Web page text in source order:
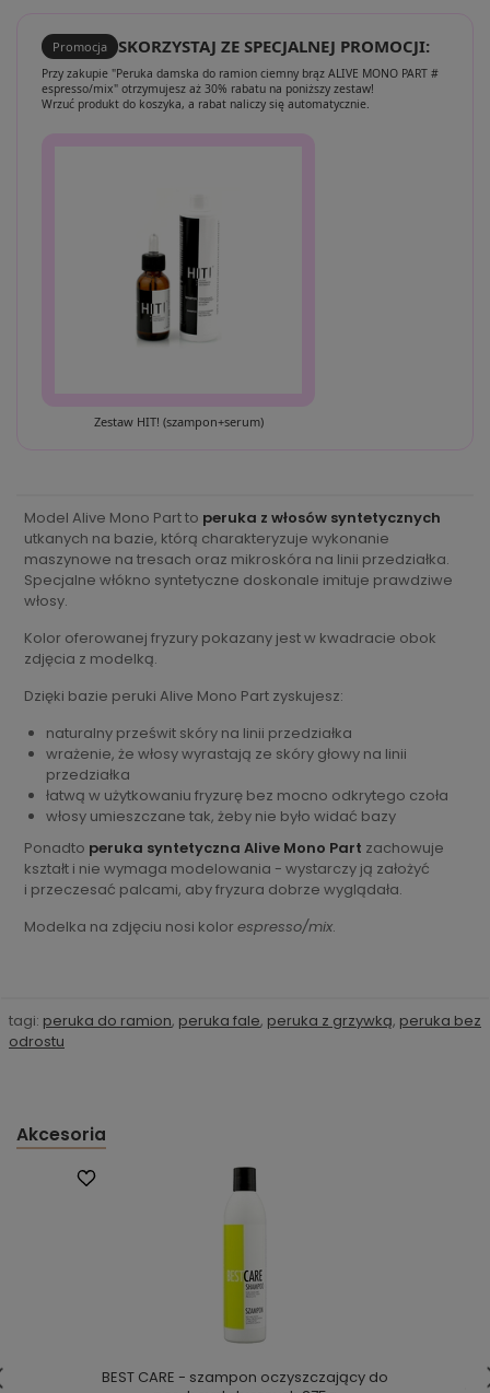
Promocja SKORZYSTAJ ZE SPECJALNEJ PROMOCJI:
Przy zakupie "Peruka damska do ramion ciemny brąz ALIVE MONO PART #
espresso/mix" otrzymujesz aż 30% rabatu na poniższy zestaw!
Wrzuć produkt do koszyka, a rabat naliczy się automatycznie.
Zestaw HIT! (szampon+serum)
Model Alive Mono Part to peruka z włosów syntetycznych
utkanych na bazie, którą charakteryzuje wykonanie
maszynowe na tresach oraz mikroskóra na linii przedziałka.
Specjalne włókno syntetyczne doskonale imituje prawdziwe
włosy.
Kolor oferowanej fryzury pokazany jest w kwadracie obok
zdjęcia z modelką.
Dzięki bazie peruki Alive Mono Part zyskujesz:
naturalny prześwit skóry na linii przedziałka
wrażenie, że włosy wyrastają ze skóry głowy na linii
przedziałka
łatwą w użytkowaniu fryzurę bez mocno odkrytego czoła
włosy umieszczane tak, żeby nie było widać bazy
Ponadto peruka syntetyczna Alive Mono Part zachowuje
kształt i nie wymaga modelowania - wystarczy ją założyć
i przeczesać palcami, aby fryzura dobrze wyglądała.
Modelka na zdjęciu nosi kolor espresso/mix.
tagi: peruka do ramion, peruka fale, peruka z grzywką, peruka bez
odrostu
Akcesoria
BEST CARE - szampon oczyszczający do